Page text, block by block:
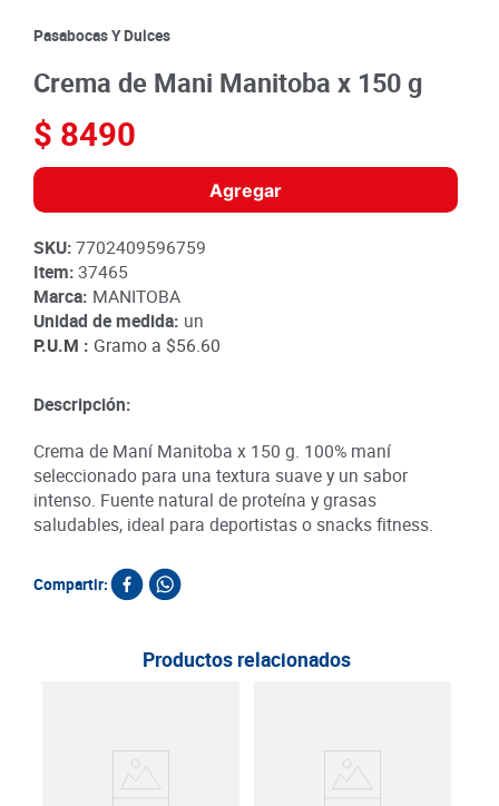
9.
queso
10. papa
Pasabocas Y Dulces
Crema de Mani Manitoba x 150 g
$ 8490
Agregar
SKU:7702409596759
Item:37465
Marca: MANITOBA
Unidad de medida: un
P.U.M : Gramo a $56.60
Descripción:
Crema de Maní Manitoba x 150 g. 100% maní
seleccionado para una textura suave y un sabor
intenso. Fuente natural de proteína y grasas
saludables, ideal para deportistas o snacks fitness.
Compartir:
Productos relacionados